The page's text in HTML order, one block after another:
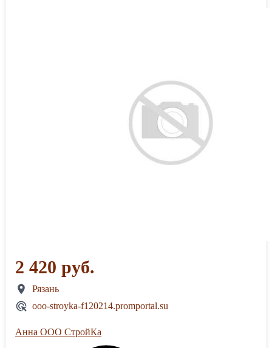
2 420 руб.
Рязань
ooo-stroyka-f120214.promportal.su
Анна ООО СтройКа